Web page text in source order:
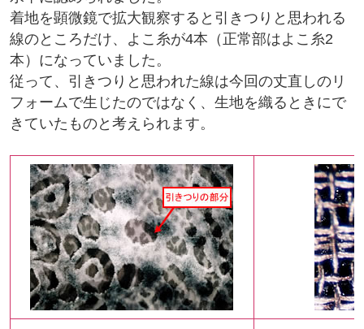
着地を顕微鏡で拡大観察すると引きつりと思われる
線のところだけ、よこ糸が4本（正常部はよこ糸2
本）になっていました。
従って、引きつりと思われた線は今回の丈直しのリ
フォームで生じたのではなく、生地を織るときにで
きていたものと考えられます。